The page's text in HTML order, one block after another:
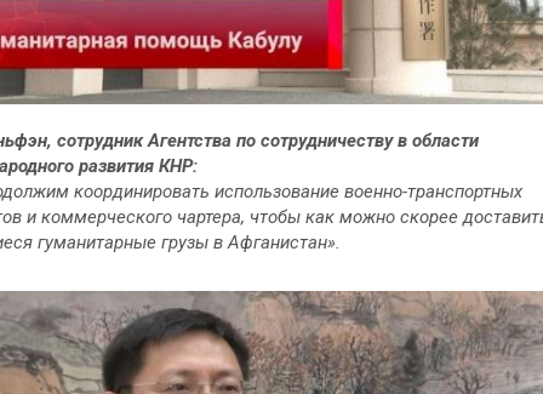
сотрудник Агентства по сотрудничеству в области
развития КНР:
координировать использование военно-транспортных
и коммерческого чартера, чтобы как можно скорее
гуманитарные грузы в Афганистан».